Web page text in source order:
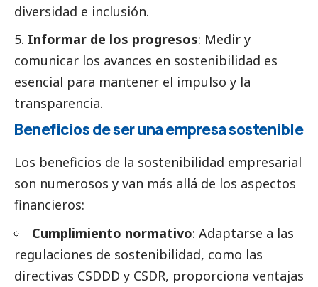
diversidad e inclusión.
Informar de los progresos: Medir y
comunicar los avances en sostenibilidad es
esencial para mantener el impulso y la
transparencia.
Beneficios de ser una empresa sostenible
Los beneficios de la sostenibilidad empresarial
son numerosos y van más allá de los aspectos
financieros:
Cumplimiento normativo: Adaptarse a las
regulaciones de sostenibilidad, como las
directivas CSDDD y CSDR, proporciona ventajas